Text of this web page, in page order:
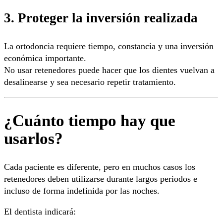
3. Proteger la inversión realizada
La ortodoncia requiere tiempo, constancia y una inversión
económica importante.
No usar retenedores puede hacer que los dientes vuelvan a
desalinearse y sea necesario repetir tratamiento.
¿Cuánto tiempo hay que
usarlos?
Cada paciente es diferente, pero en muchos casos los
retenedores deben utilizarse durante largos periodos e
incluso de forma indefinida por las noches.
El dentista indicará: